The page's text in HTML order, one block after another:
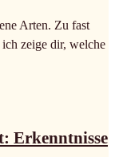
Arten. Zu fast
zeige dir, welche
Erkenntnisse